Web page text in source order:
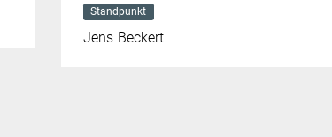
Standpunkt
Jens Beckert